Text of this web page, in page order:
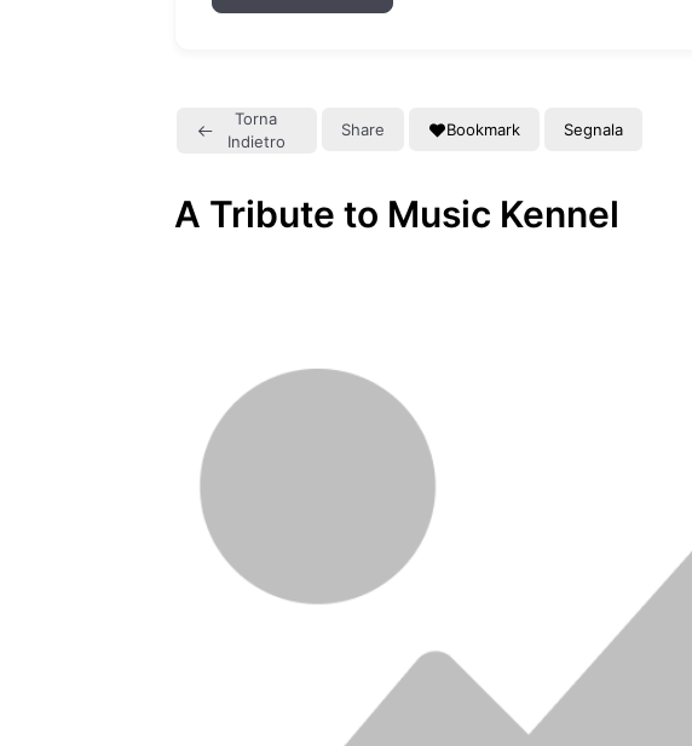
Torna
Indietro
Share Bookmark Segnala
A Tribute to Music Kennel